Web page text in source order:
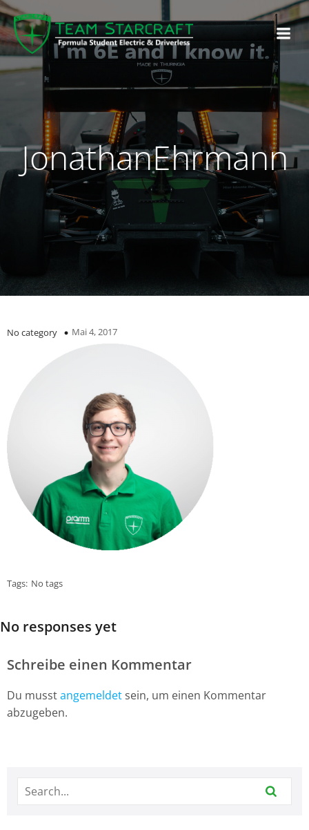
JonathanEhrmann
No category Mai 4, 2017
Tags: No tags
No responses yet
Schreibe einen Kommentar
Du musstangemeldet sein, um einen Kommentar
abzugeben.